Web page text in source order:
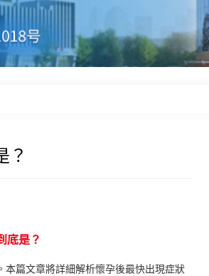
？
底是？
篇文章將詳細解析懷孕後最快出現症狀